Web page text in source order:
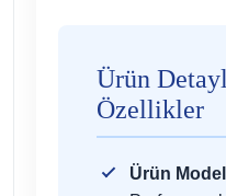
Ürün
Özellikler
Ürün